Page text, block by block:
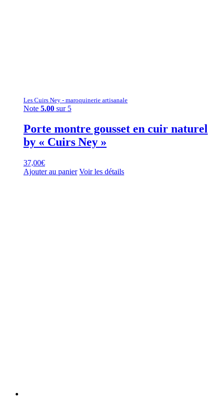
Les Cuirs Ney - maroquinerie artisanale
Note 5.00 sur 5
Porte montre gousset en cuir naturel
by « Cuirs Ney »
37,00€
Ajouter au panier Voir les détails